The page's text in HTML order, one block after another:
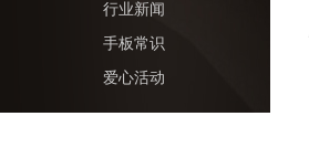
行业新闻
手板常识
爱心活动